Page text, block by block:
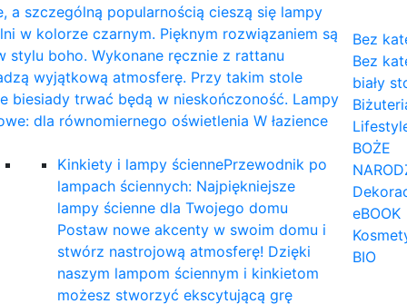
a szczególną popularnością cieszą się lampy
w kolorze czarnym. Pięknym rozwiązaniem są
stylu boho. Wykonane ręcznie z rattanu
wyjątkową atmosferę. Przy takim stole
biesiady trwać będą w nieskończoność. Lampy
dla równomiernego oświetlenia W łazience
Kinkiety i lampy ściennePrzewodnik po
lampach ściennych: Najpiękniejsze
lampy ścienne dla Twojego domu
Postaw nowe akcenty w swoim domu i
stwórz nastrojową atmosferę! Dzięki
naszym lampom ściennym i kinkietom
możesz stworzyć ekscytującą grę
Bez
Bez
biały
BOŻE
eBOOK
BIO